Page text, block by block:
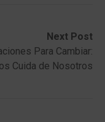
Next Post
Para Cambiar:
Cuida de Nosotros